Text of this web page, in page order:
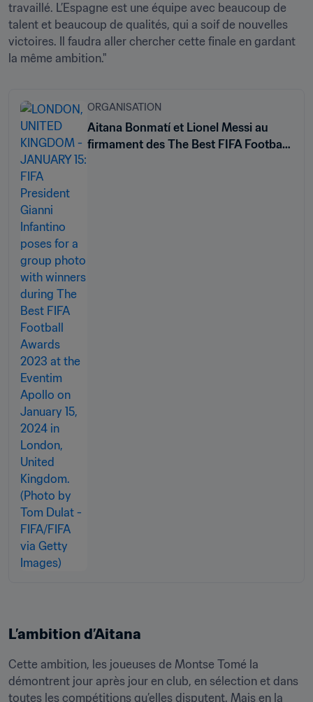
travaillé. L’Espagne est une équipe avec beaucoup de
talent et beaucoup de qualités, qui a soif de nouvelles
victoires. Il faudra aller chercher cette finale en gardant
la même ambition."
ORGANISATION
Aitana Bonmatí et Lionel Messi au
firmament des The Best FIFA Football
L’ambition d’Aitana
Cette ambition, les joueuses de Montse Tomé la
démontrent jour après jour en club, en sélection et dans
toutes les compétitions qu’elles disputent. Mais en la